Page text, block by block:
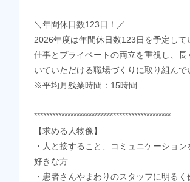
＼年間休日数123日！／
2026年度は年間休日数123日を予定して
仕事とプライベートの両立を重視し、長
いていただける職場づくりに取り組んで
※平均月残業時間：15時間
*********************************************
【求める人物像】
・人と接すること、コミュニケーショ
好きな方
・患者さんやまわりのスタッフに明るく